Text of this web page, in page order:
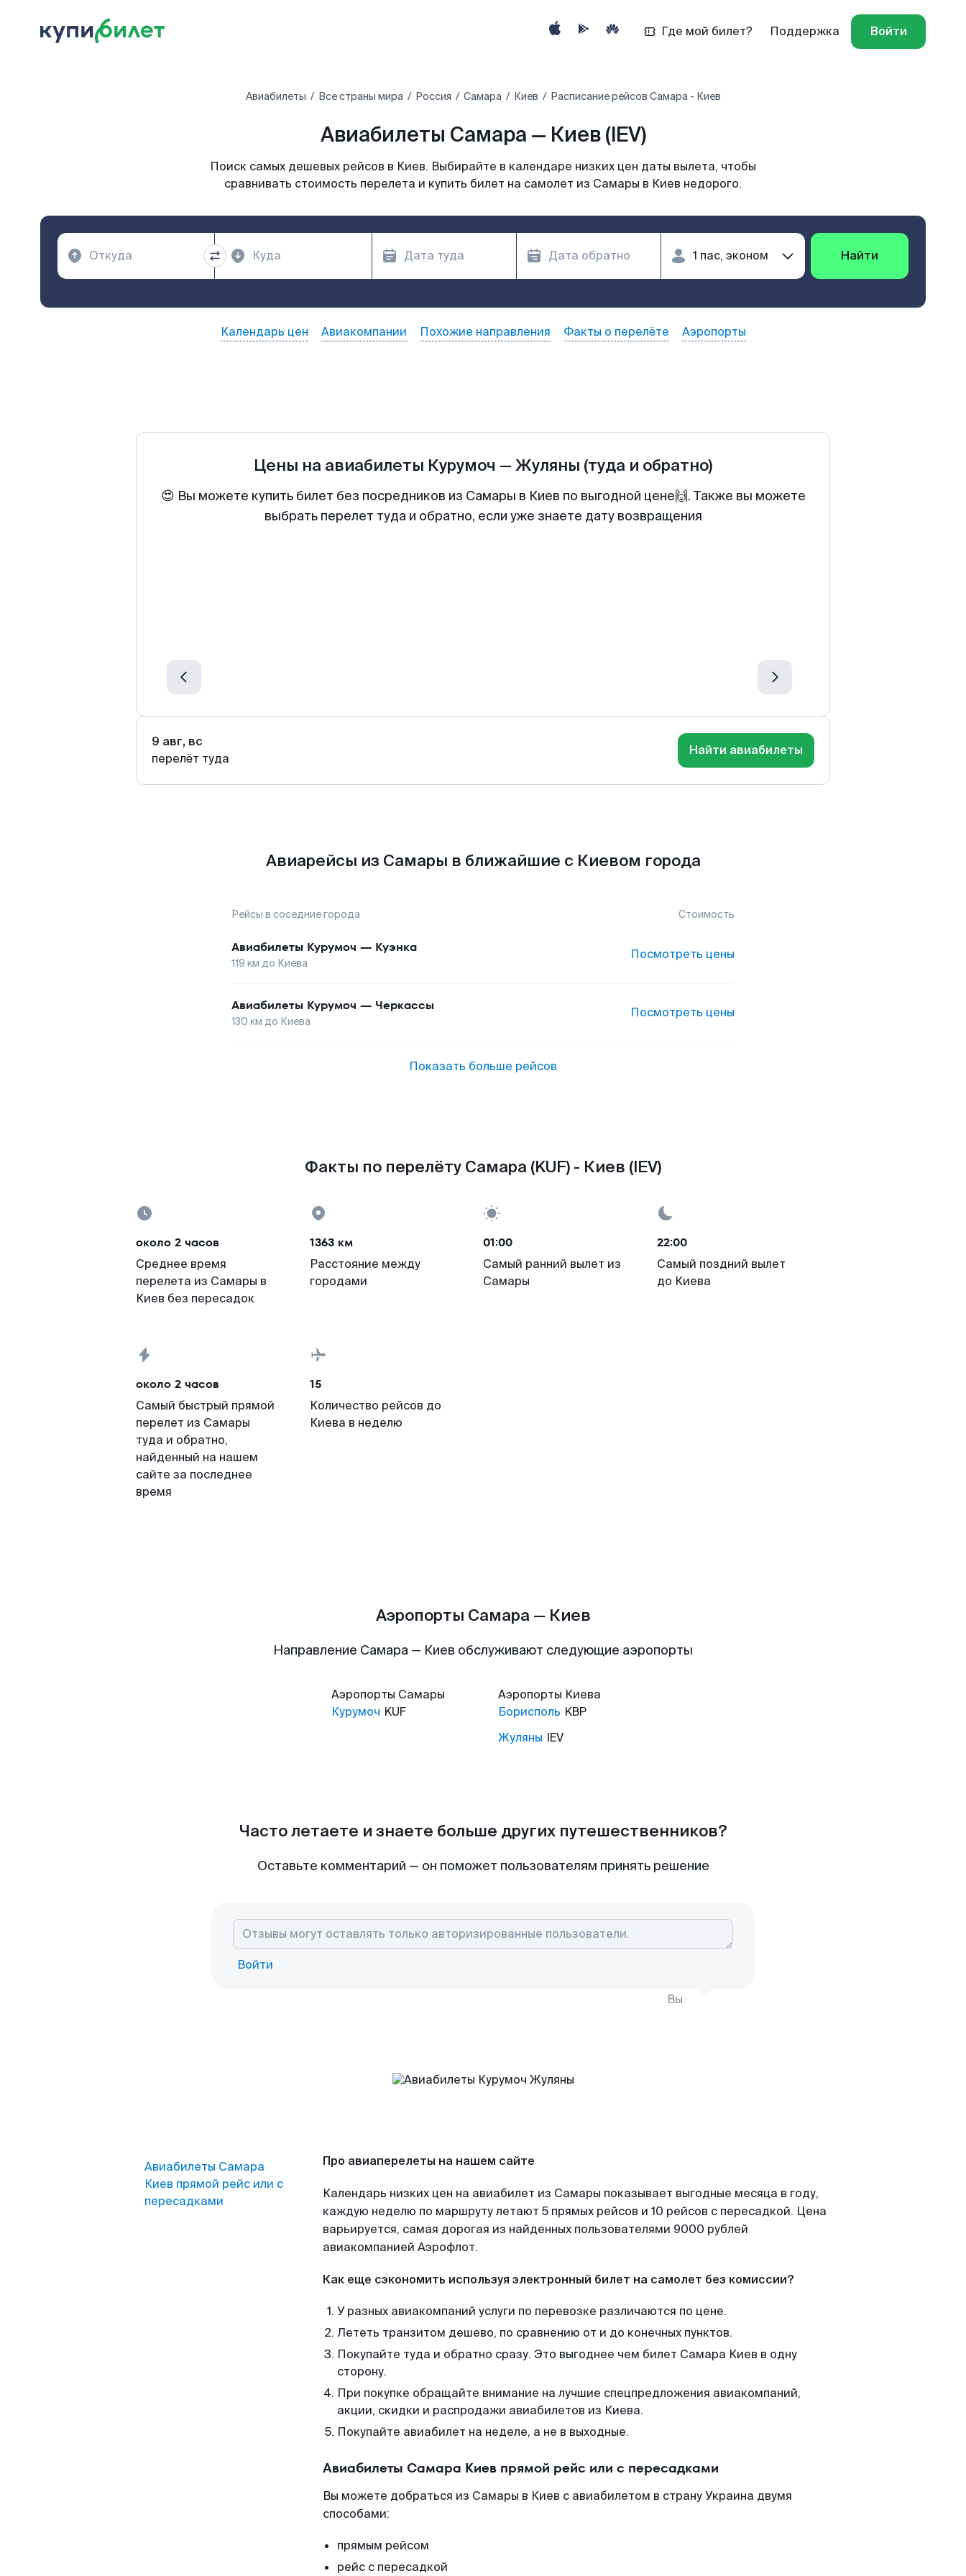
Где мой билет? Поддержка Войти
Авиабилеты Все страны мира Россия Самара Киев Расписание рейсов Самара - Киев
Авиабилеты Самара — Киев (IEV)
Поиск самых дешевых рейсов в Киев. Выбирайте в календаре низких цен даты вылета, чтобы
сравнивать стоимость перелета и купить билет на самолет из Самары в Киев недорого.
Найти
Календарь цен Авиакомпании Похожие направления Факты о перелёте Аэропорты
Цены на авиабилеты Курумоч — Жуляны (туда и обратно)
😍 Вы можете купить билет без посредников из Самары в Киев по выгодной цене🙌. Также вы можете
выбрать перелет туда и обратно, если уже знаете дату возвращения
9 авг, вс
перелёт туда
Найти авиабилеты
Авиарейсы из Самары в ближайшие с Киевом города
Рейсы в соседние города Стоимость
Авиабилеты Курумоч — Куэнка
119 км до Киева
Посмотреть цены
Авиабилеты Курумоч — Черкассы
130 км до Киева
Посмотреть цены
Показать больше рейсов
Факты по перелёту Самара (KUF) - Киев (IEV)
около 2 часов
Среднее время
перелета из Самары в
Киев без пересадок
1363 км
Расстояние между
городами
01:00
Самый ранний вылет из
Самары
22:00
Самый поздний вылет
до Киева
около 2 часов
Самый быстрый прямой
перелет из Самары
туда и обратно,
найденный на нашем
сайте за последнее
время
15
Количество рейсов до
Киева в неделю
Аэропорты Самара — Киев
Направление Самара — Киев обслуживают следующие аэропорты
Аэропорты Самары
Курумоч KUF
Аэропорты Киева
Борисполь KBP
Жуляны IEV
Часто летаете и знаете больше других путешественников?
Оставьте комментарий — он поможет пользователям принять решение
Войти
Вы
Авиабилеты Самара
Киев прямой рейс или с
пересадками
Про авиаперелеты на нашем сайте
Календарь низких цен на авиабилет из Самары показывает выгодные месяца в году,
каждую неделю по маршруту летают 5 прямых рейсов и 10 рейсов с пересадкой. Цена
варьируется, самая дорогая из найденных пользователями 9000 рублей
авиакомпанией Аэрофлот.
Как еще сэкономить используя электронный билет на самолет без комиссии?
У разных авиакомпаний услуги по перевозке различаются по цене.
Лететь транзитом дешево, по сравнению от и до конечных пунктов.
Покупайте туда и обратно сразу. Это выгоднее чем билет Самара Киев в одну
сторону.
При покупке обращайте внимание на лучшие спецпредложения авиакомпаний,
акции, скидки и распродажи авиабилетов из Киева.
Покупайте авиабилет на неделе, а не в выходные.
Авиабилеты Самара Киев прямой рейс или с пересадками
Вы можете добраться из Самары в Киев с авиабилетом в страну Украина двумя
способами:
прямым рейсом
рейс с пересадкой